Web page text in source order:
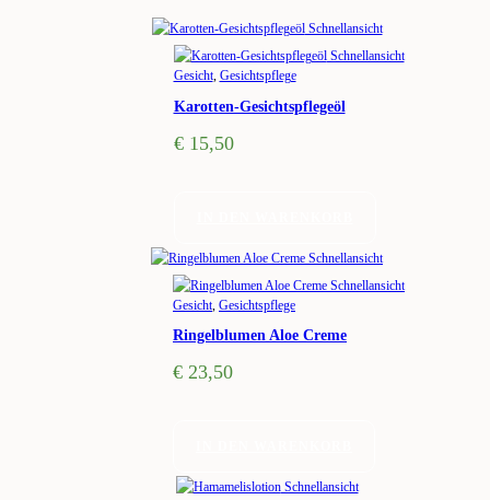
Schnellansicht
Schnellansicht
Gesicht, Gesichtspflege
Karotten-Gesichtspflegeöl
€15,50
Schnellansicht
Schnellansicht
Gesicht Gesichtspflege
Ringelblumen Aloe Creme
€ 23,50
Schnellansicht